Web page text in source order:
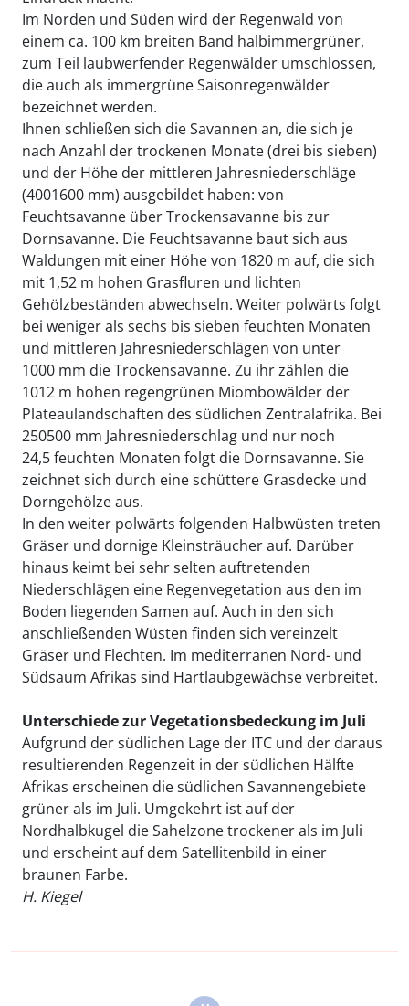
Im Norden und Süden wird der Regenwald von
einem ca. 100 km breiten Band halbimmergrüner,
zum Teil laubwerfender Regenwälder umschlossen,
die auch als immergrüne Saisonregenwälder
bezeichnet werden.
Ihnen schließen sich die Savannen an, die sich je
nach Anzahl der trockenen Monate (drei bis sieben)
und der Höhe der mittleren Jahresniederschläge
(4001600 mm) ausgebildet haben: von
Feuchtsavanne über Trockensavanne bis zur
Dornsavanne. Die Feuchtsavanne baut sich aus
Waldungen mit einer Höhe von 1820 m auf, die sich
mit 1,52 m hohen Grasfluren und lichten
Gehölzbeständen abwechseln. Weiter polwärts folgt
bei weniger als sechs bis sieben feuchten Monaten
und mittleren Jahresniederschlägen von unter
1000 mm die Trockensavanne. Zu ihr zählen die
1012 m hohen regengrünen Miombowälder der
Plateaulandschaften des südlichen Zentralafrika. Bei
250500 mm Jahresniederschlag und nur noch
24,5 feuchten Monaten folgt die Dornsavanne. Sie
zeichnet sich durch eine schüttere Grasdecke und
Dorngehölze aus.
In den weiter polwärts folgenden Halbwüsten treten
Gräser und dornige Kleinsträucher auf. Darüber
hinaus keimt bei sehr selten auftretenden
Niederschlägen eine Regenvegetation aus den im
Boden liegenden Samen auf. Auch in den sich
anschließenden Wüsten finden sich vereinzelt
Gräser und Flechten. Im mediterranen Nord- und
Südsaum Afrikas sind Hartlaubgewächse verbreitet.
Unterschiede zur Vegetationsbedeckung im Juli
Aufgrund der südlichen Lage der ITC und der daraus
resultierenden Regenzeit in der südlichen Hälfte
Afrikas erscheinen die südlichen Savannengebiete
grüner als im Juli. Umgekehrt ist auf der
Nordhalbkugel die Sahelzone trockener als im Juli
und erscheint auf dem Satellitenbild in einer
braunen Farbe.
H. Kiegel